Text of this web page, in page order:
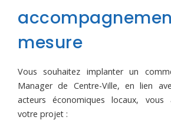
mesure
Vous souhaitez implanter un
Manager de Centre-Ville, en lien
acteurs économiques locaux, vous
votre projet :